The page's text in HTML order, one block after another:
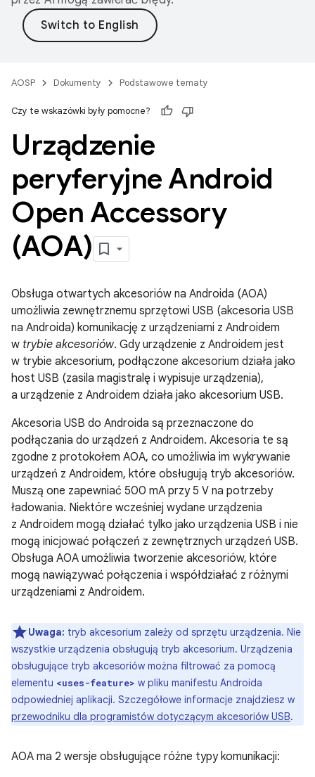
AOSP Dokumenty Podstawowe tematy
Czy te wskazówki były pomocne?
Urządzenie
peryferyjne Android
Open Accessory
(AOA)
Obsługa otwartych akcesoriów na Androida (AOA)
umożliwia zewnętrznemu sprzętowi USB (akcesoria USB
na Androida) komunikację z urządzeniami z Androidem
w trybie akcesoriów. Gdy urządzenie z Androidem jest
w trybie akcesorium, podłączone akcesorium działa jako
host USB (zasila magistralę i wypisuje urządzenia),
a urządzenie z Androidem działa jako akcesorium USB.
Akcesoria USB do Androida są przeznaczone do
podłączania do urządzeń z Androidem. Akcesoria te są
zgodne z protokołem AOA, co umożliwia im wykrywanie
urządzeń z Androidem, które obsługują tryb akcesoriów.
Muszą one zapewniać 500 mA przy 5 V na potrzeby
ładowania. Niektóre wcześniej wydane urządzenia
z Androidem mogą działać tylko jako urządzenia USB i nie
mogą inicjować połączeń z zewnętrznych urządzeń USB.
Obsługa AOA umożliwia tworzenie akcesoriów, które
mogą nawiązywać połączenia i współdziałać z różnymi
urządzeniami z Androidem.
Uwaga: tryb akcesorium zależy od sprzętu urządzenia. Nie
wszystkie urządzenia obsługują tryb akcesorium. Urządzenia
obsługujące tryb akcesoriów można filtrować za pomocą
elementu <uses-feature> w pliku manifestu Androida
odpowiedniej aplikacji. Szczegółowe informacje znajdziesz w
przewodniku dla programistów dotyczącym akcesoriów USB.
AOA ma 2 wersje obsługujące różne typy komunikacji: